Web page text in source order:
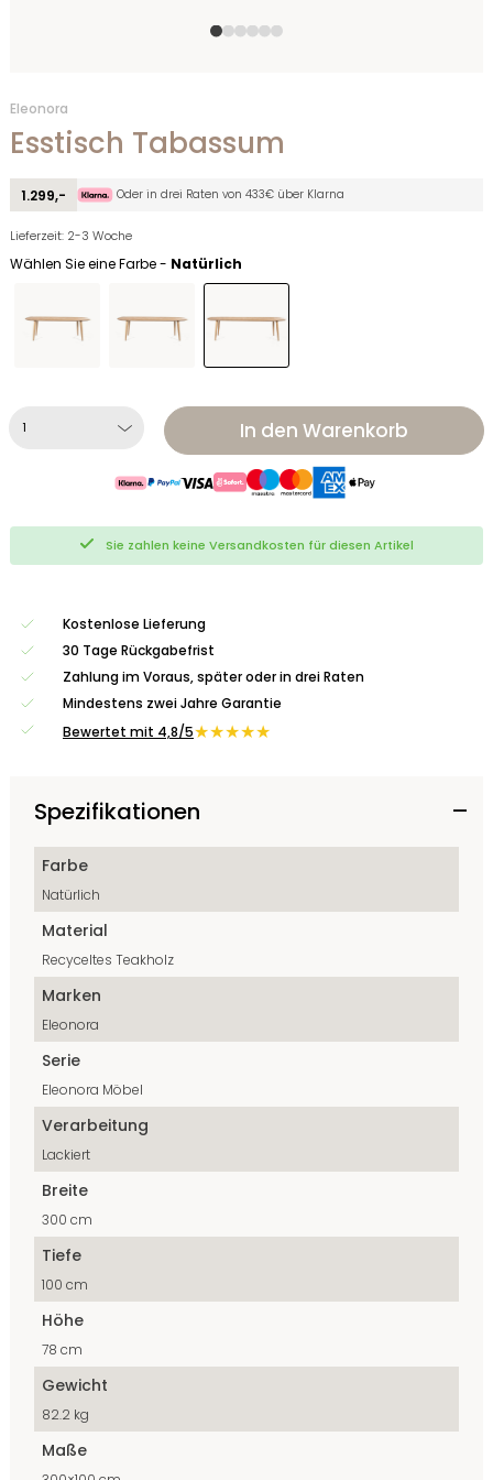
Eleonora
Esstisch Tabassum
1.299,- Oder in drei Raten von 433€ über Klarna
Lieferzeit: 2-3 Woche
Wählen Sie eine Farbe - Natürlich
In den Warenkorb
Sie zahlen keine Versandkosten für diesen Artikel
Kostenlose Lieferung
30 Tage Rückgabefrist
Zahlung im Voraus, später oder in drei Raten
Mindestens zwei Jahre Garantie
Bewertet mit 4,8/5★★★★★
Spezifikationen
Farbe
Natürlich
Material
Recyceltes Teakholz
Marken
Eleonora
Serie
Eleonora Möbel
Verarbeitung
Lackiert
Breite
300 cm
Tiefe
100 cm
Höhe
78 cm
Gewicht
82.2 kg
Maße